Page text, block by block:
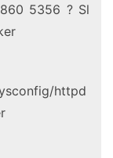
5356 ? Sl
httpd